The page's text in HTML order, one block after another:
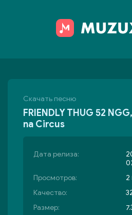
Скачать песню
FRIENDLY THUG 52
na Circus
Дата релиза:
Просмотров:
2
Качество:
Размер: